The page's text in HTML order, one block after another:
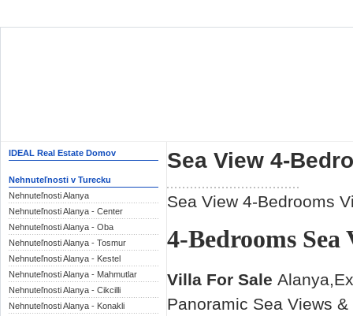
IDEAL Real Estate Domov
Nehnuteľnosti v Turecku
Nehnuteľnosti Alanya
Nehnuteľnosti Alanya - Center
Nehnuteľnosti Alanya - Oba
Nehnuteľnosti Alanya - Tosmur
Nehnuteľnosti Alanya - Kestel
Nehnuteľnosti Alanya - Mahmutlar
Nehnuteľnosti Alanya - Cikcilli
Nehnuteľnosti Alanya - Konakli
Sea View 4-
Sea View 4-Bedrooms
4-Bedrooms
Villa For Sale
Panoramic Sea Views